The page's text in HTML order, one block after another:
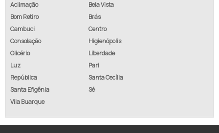
Aclimação
Bela Vista
Bom Retiro
Brás
Cambuci
Centro
Consolação
Higienópolis
Glicério
Liberdade
Luz
Pari
República
Santa Cecília
Santa Efigênia
Sé
Vila Buarque